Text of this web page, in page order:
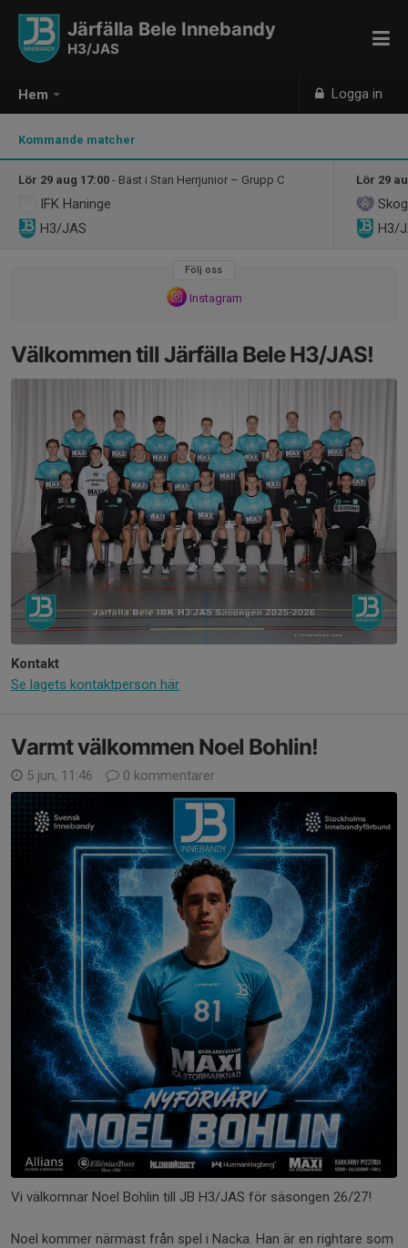
Hem Logga in
Järfälla Bele Innebandy
H3/JAS
Kommande matcher
Lör 29 aug 17:00 - Bäst i Stan Herrjunior – Grupp C
IFK Haninge
H3/JAS
Lör 29
H3/
Följ oss
Instagram
Välkommen till Järfälla Bele H3/JAS!
Kontakt
Se lagets kontaktperson här
Varmt välkommen Noel Bohlin!
5 jun, 11:46 0 kommentarer
Vi välkomnar Noel Bohlin till JB H3/JAS för säsongen 26/27!
Noel kommer närmast från spel i Nacka. Han är en rightare som